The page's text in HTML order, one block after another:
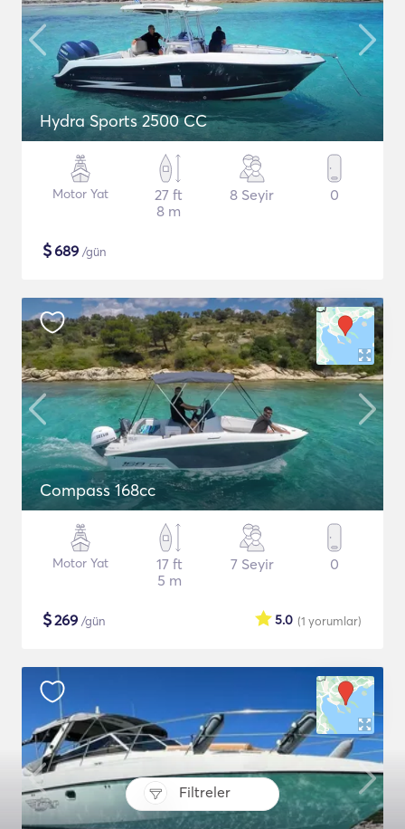
Filtreler
Hydra Sports 2500 CC
Motor Yat
27 ft
8 m
8 Seyir 0
$689 /gün
Compass 168cc
Motor Yat
17 ft
5 m
7 Seyir 0
$269 /gün (1 yorumlar)
5.0